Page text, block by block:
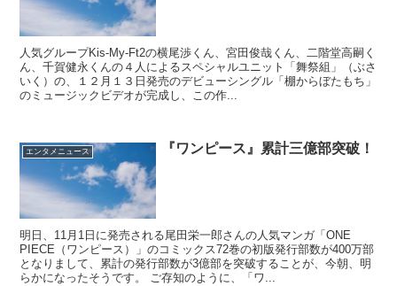
人気グループKis-My-Ft2の横尾渉くん、宮田俊哉くん、二階堂高嗣く
ん、千賀健永くんの４人によるスペシャルユニット「舞祭組」（ぶさ
いく）の、１２月１３日発売のデビューシングル「棚からぼたもち」
のミュージックビデオが完成し、この作...
エンタメニュース 『ワンピース』累計三億部突破！
明日、11月1日に発売される尾田栄一郎さんの人気マンガ「ONE
PIECE（ワンピース）」のコミックス72巻の初版発行部数が400万部
となりまして、累計の発行部数が3億部を突破することが、今朝、明
らかになったそうです。 ご存知のように、「ワ...